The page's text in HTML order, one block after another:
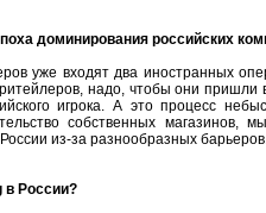
доминирования российских
уже входят два иностранных
надо, чтобы они пришли
игрока. А это процесс
собственных магазинов,
из-за разнообразных
в России?